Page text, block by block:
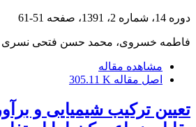
دوره 14، شماره 2، 1391، صفحه 51-61
فاطمه خسروی، محمد حسن فتحی نسری
مشاهده مقاله
اصل مقاله 305.11 K
تعیین ترکیب شیمیایی و